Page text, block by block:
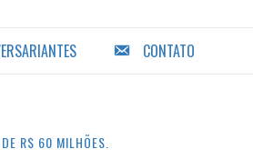
CONTATO
R$ 60 MILHÕES.